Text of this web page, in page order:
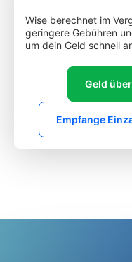
Wise berechnet im
geringere Gebühren
um dein Geld schnell
Geld
Empfange